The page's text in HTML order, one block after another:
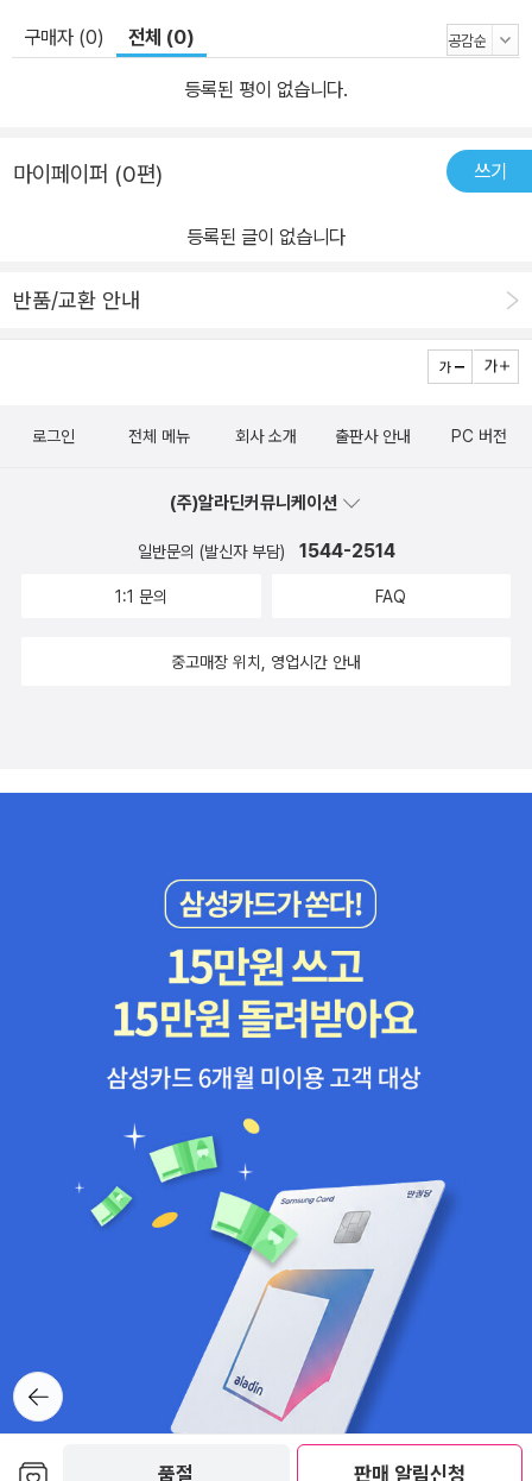
품절 판매 알림신청
구매자 (0) 전체 (0)
등록된 평이 없습니다.
마이페이퍼 (0편) 쓰기
등록된 글이 없습니다
반품/교환 안내
뒤로가
기
로그인 전체 메뉴 회사 소개 출판사 안내 PC 버전
(주)알라딘커뮤니케이션
일반문의 (발신자 부담) 1544-2514
1:1 문의 FAQ
중고매장 위치, 영업시간 안내